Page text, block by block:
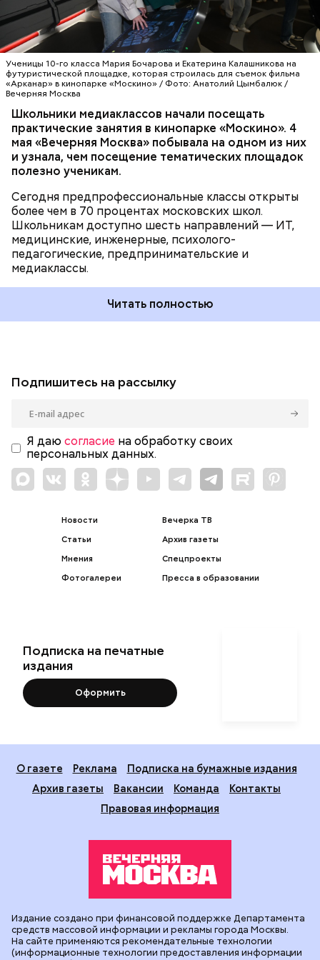
Ученицы 10-го класса Мария Бочарова и Екатерина Калашникова на
футуристической площадке, которая строилась для съемок фильма
«Арканар» в кинопарке «Москино» / Фото: Анатолий Цымбалюк /
Вечерняя Москва
Школьники медиаклассов начали посещать
практические занятия в кинопарке «Москино». 4
мая «Вечерняя Москва» побывала на одном из них
и узнала, чем посещение тематических площадок
полезно ученикам.
Сегодня предпрофессиональные классы открыты
более чем в 70 процентах московских школ.
Школьникам доступно шесть направлений — ИТ,
медицинские, инженерные, психолого-
педагогические, предпринимательские и
медиаклассы.
практический опыт и осознанно выбрать будущую
профессию, — отметила заместитель мэра Москвы
по вопросам социального развития Анастасия
Ракова. — Речь идет о полноценном погружении:
ребята работают на реальных площадках вместе с
действующими специалистами из интересующей
их сферы. Одно из направлений
предпрофессионального образования —
медиаклассы, в которых сегодня учатся более
шести тысяч школьников.
знакомятся с основами кинопроизводства.
Читать полностью
МОЛОДЕЖЬ ОБРАЗОВАНИЕ
МОСКВА
ШКОЛЫ
МОСКИНО
Подпишитесь на рассылку
Я даю согласие на обработку своих
персональных данных.
Новости
Статьи
Мнения
Фотогалереи
Вечерка ТВ
Архив газеты
Спецпроекты
Пресса в образовании
Подписка на печатные
издания
Оформить
О газете Реклама
Подписка на бумажные издания
Архив газеты
Вакансии Команда
Контакты
Правовая информация
Издание создано при финансовой поддержке Департамента
средств массовой информации и рекламы города Москвы.
На сайте применяются рекомендательные технологии
(информационные технологии предоставления информации